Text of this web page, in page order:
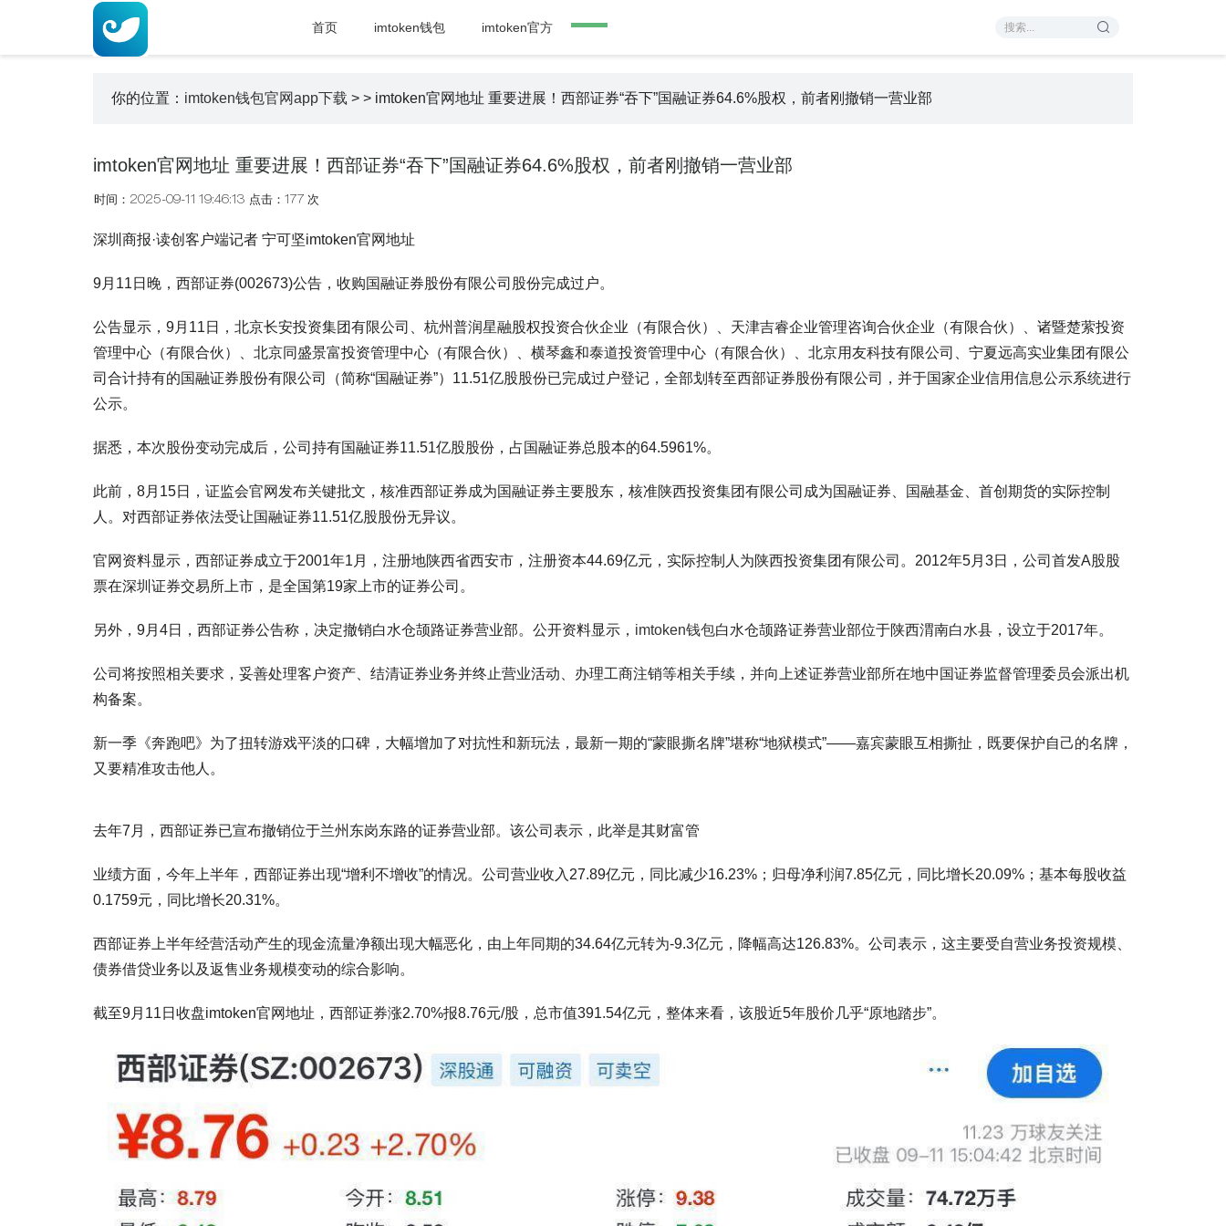
首页 imtoken钱包 imtoken官方
你的位置： imtoken钱包官网app下载 > > imtoken官网地址 重要进展！西部证券“吞下”国融证券64.6%股权，前者刚撤销一营业部
imtoken官网地址 重要进展！西部证券“吞下”国融证券64.6%股权，前者刚撤销一营业部
时间：2025-09-11 19:46:13 点击：177 次
深圳商报·读创客户端记者 宁可坚imtoken官网地址
9月11日晚，西部证券(002673)公告，收购国融证券股份有限公司股份完成过户。
公告显示，9月11日，北京长安投资集团有限公司、杭州普润星融股权投资合伙企业（有限合伙）、天津吉睿企业管理咨询合伙企业（有限合伙）、诸暨楚萦投资
管理中心（有限合伙）、北京同盛景富投资管理中心（有限合伙）、横琴鑫和泰道投资管理中心（有限合伙）、北京用友科技有限公司、宁夏远高实业集团有限公
司合计持有的国融证券股份有限公司（简称“国融证券”）11.51亿股股份已完成过户登记，全部划转至西部证券股份有限公司，并于国家企业信用信息公示系统进行
公示。
据悉，本次股份变动完成后，公司持有国融证券11.51亿股股份，占国融证券总股本的64.5961%。
此前，8月15日，证监会官网发布关键批文，核准西部证券成为国融证券主要股东，核准陕西投资集团有限公司成为国融证券、国融基金、首创期货的实际控制
人。对西部证券依法受让国融证券11.51亿股股份无异议。
官网资料显示，西部证券成立于2001年1月，注册地陕西省西安市，注册资本44.69亿元，实际控制人为陕西投资集团有限公司。2012年5月3日，公司首发A股股
票在深圳证券交易所上市，是全国第19家上市的证券公司。
另外，9月4日，西部证券公告称，决定撤销白水仓颉路证券营业部。公开资料显示， imtoken钱包白水仓颉路证券营业部位于陕西渭南白水县，设立于2017年。
公司将按照相关要求，妥善处理客户资产、结清证券业务并终止营业活动、办理工商注销等相关手续，并向上述证券营业部所在地中国证券监督管理委员会派出机
构备案。
新一季《奔跑吧》为了扭转游戏平淡的口碑，大幅增加了对抗性和新玩法，最新一期的“蒙眼撕名牌”堪称“地狱模式”——嘉宾蒙眼互相撕扯，既要保护自己的名牌，
又要精准攻击他人。
去年7月，西部证券已宣布撤销位于兰州东岗东路的证券营业部。该公司表示，此举是其财富管
业绩方面，今年上半年，西部证券出现“增利不增收”的情况。公司营业收入27.89亿元，同比减少16.23%；归母净利润7.85亿元，同比增长20.09%；基本每股收益
0.1759元，同比增长20.31%。
西部证券上半年经营活动产生的现金流量净额出现大幅恶化，由上年同期的34.64亿元转为-9.3亿元，降幅高达126.83%。公司表示，这主要受自营业务投资规模、
债券借贷业务以及返售业务规模变动的综合影响。
截至9月11日收盘imtoken官网地址，西部证券涨2.70%报8.76元/股，总市值391.54亿元，整体来看，该股近5年股价几乎“原地踏步”。